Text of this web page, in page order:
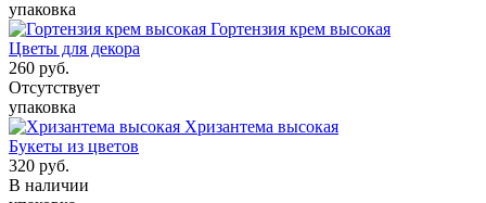
упаковка
Гортензия крем высокая
Цветы для декора
260 руб.
Отсутствует
упаковка
Хризантема высокая
Букеты из цветов
320 руб.
В наличии